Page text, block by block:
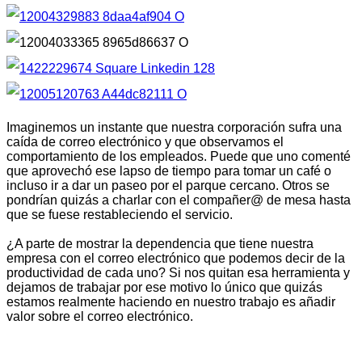
Imaginemos un instante que nuestra corporación sufra una
caída de correo electrónico y que observamos el
comportamiento de los empleados. Puede que uno comenté
que aprovechó ese lapso de tiempo para tomar un café o
incluso ir a dar un paseo por el parque cercano. Otros se
pondrían quizás a charlar con el compañer@ de mesa hasta
que se fuese restableciendo el servicio.
¿A parte de mostrar la dependencia que tiene nuestra
empresa con el correo electrónico que podemos decir de la
productividad de cada uno? Si nos quitan esa herramienta y
dejamos de trabajar por ese motivo lo único que quizás
estamos realmente haciendo en nuestro trabajo es añadir
valor sobre el correo electrónico.